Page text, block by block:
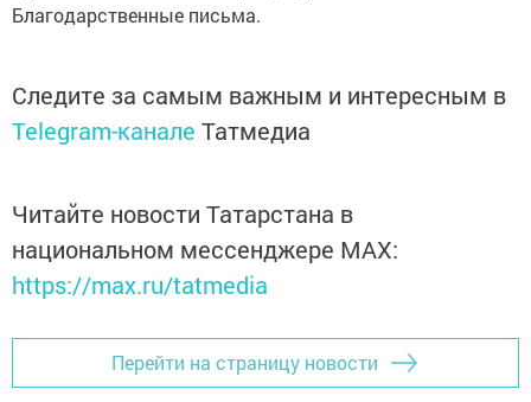
Благодарственные письма.
Следите за самым важным и интересным в
Telegram-канале Татмедиа
Читайте новости Татарстана в
национальном мессенджере MАХ:
https://max.ru/tatmedia
Перейти на страницу новости